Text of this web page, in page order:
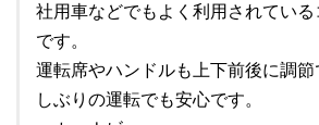
社用車などでもよく利用されてい
です。
運転席やハンドルも上下前後に調
しぶりの運転でも安心です。